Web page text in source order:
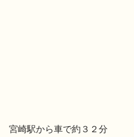
宮崎駅から車で約３２分